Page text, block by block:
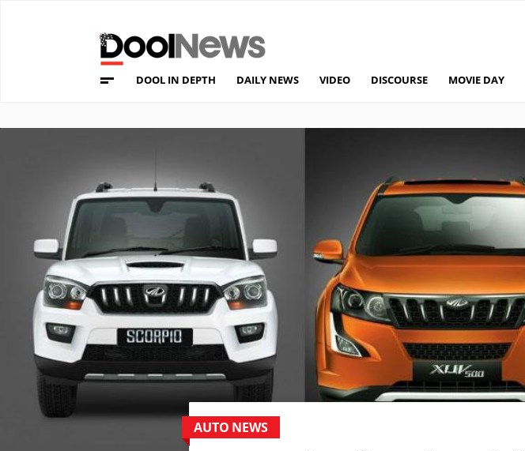
DOOL IN DEPTH DAILY NEWS VIDEO DISCOURSE MOVIE DAY
AUTO NEWS